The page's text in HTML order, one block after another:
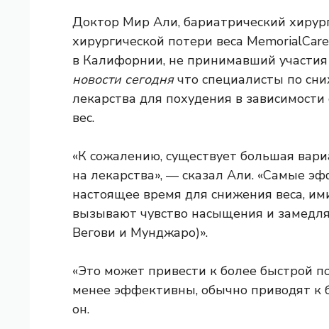
Доктор Мир Али, бариатрический
хирургической потери веса
в Калифорнии, не принимавший участия
новости сегоднячто специалисты по
лекарства для похудения в
вес.
«К сожалению, существует большая
на лекарства», — сказал Али. «Самые
настоящее время для снижения веса,
вызывают чувство насыщения и
Вегови и Мунджаро)».
«Это может привести к более быстрой
менее эффективны, обычно приводят к
он.